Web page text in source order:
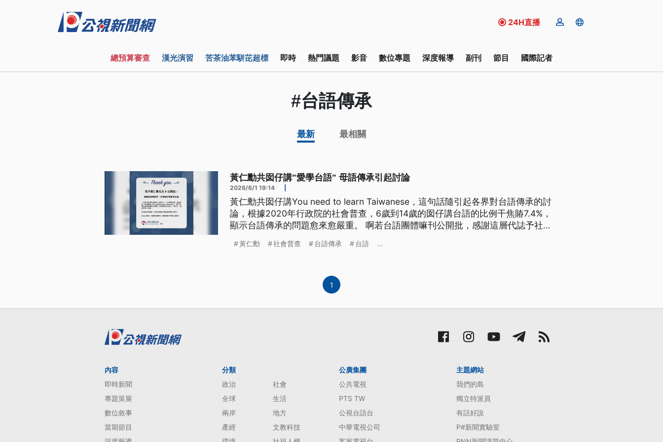
24H直播
總預算審查 漢光演習 苦茶油苯駢芘超標 即時 熱門議題 影音 數位專題 深度報導 副刊 節目 國際記者
#台語傳承
最新 最相關
黃仁勳共囡仔講"愛學台語" 母語傳承引起討論
2026/6/1 19:14
黃仁勳共囡仔講You need to learn Taiwanese，這句話隨引起各界對台語傳承的討
論，根據2020年行政院的社會普查，6歲到14歲的囡仔講台語的比例干焦賰7.4%，
顯示台語傳承的問題愈來愈嚴重。 啊若台語團體嘛刊公開批，感謝這層代誌予社會
言政策會失禮，處理臺灣社會過去的語言創傷；啊若政府官員，嘛愛佇公共場合
黃仁勳 社會普查 台語傳承 台語 ...
1
內容
即時新聞
專題策展
數位敘事
當期節目
分類
政治
社會
全球
生活
兩岸
地方
產經
文教科技
公廣集團
公共電視
PTS TW
公視台語台
中華電視公司
主題網站
我們的島
獨立特派員
有話好說
P#新聞實驗室